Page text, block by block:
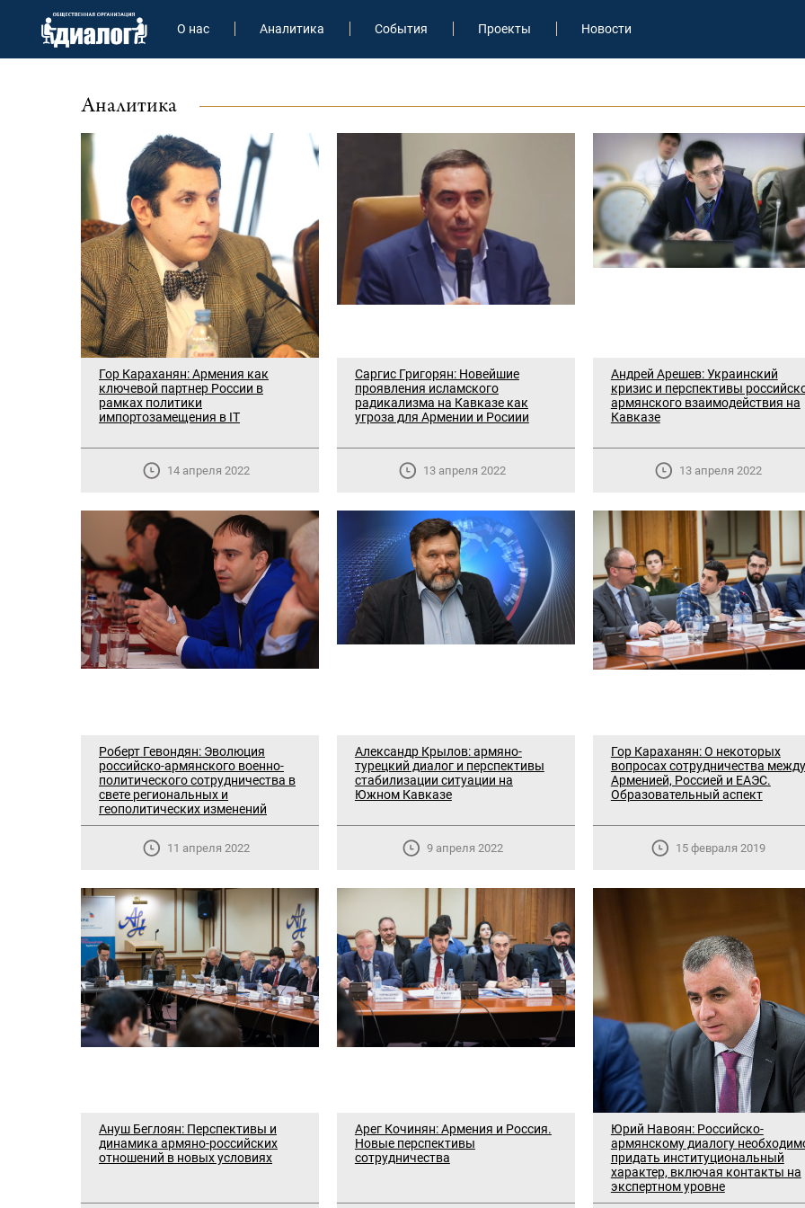
О нас Аналитика События Проекты Новости
Аналитика
Гор Караханян: Армения как
ключевой партнер России в
рамках политики
импортозамещения в IT
14 апреля 2022
Саргис Григорян: Новейшие
проявления исламского
радикализма на Кавказе как
угроза для Армении и Росиии
13 апреля 2022
Андрей Арешев: Украинский
кризис и перспективы
армянского взаимодействия на
Кавказе
13 апреля 2022
Роберт Гевондян: Эволюция
российско-армянского военно-
политического сотрудничества в
свете региональных и
геополитических изменений
11 апреля 2022
Александр Крылов: армяно-
турецкий диалог и перспективы
стабилизации ситуации на
Южном Кавказе
9 апреля 2022
Гор Караханян: О некоторых
вопросах сотрудничества между
Арменией, Россией и ЕАЭС.
Образовательный аспект
15 февраля 2019
Ануш Беглоян: Перспективы и
динамика армяно-российских
отношений в новых условиях
Арег Кочинян: Армения и Россия.
Новые перспективы
сотрудничества
Юрий Навоян: Российско-
армянскому диалогу
придать институциональный
характер, включая контакты на
экспертном уровне